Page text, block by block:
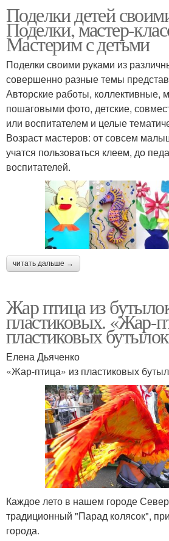
Поделки детей
Поделки, мастер-
Мастерим с детьми
Поделки своими руками из
совершенно разные темы
Авторские работы, коллективные,
пошаговыми фото, детские,
или воспитателем и целые
Возраст мастеров: от совсем
учатся пользоваться клеем, до
воспитателей.
читать дальше →
Жар птица из
пластиковых. «Жар-
пластиковых бутылок
Елена Дьяченко
«Жар-птица» из пластиковых
Каждое лето в нашем городе
традиционный "Парад колясок",
города.